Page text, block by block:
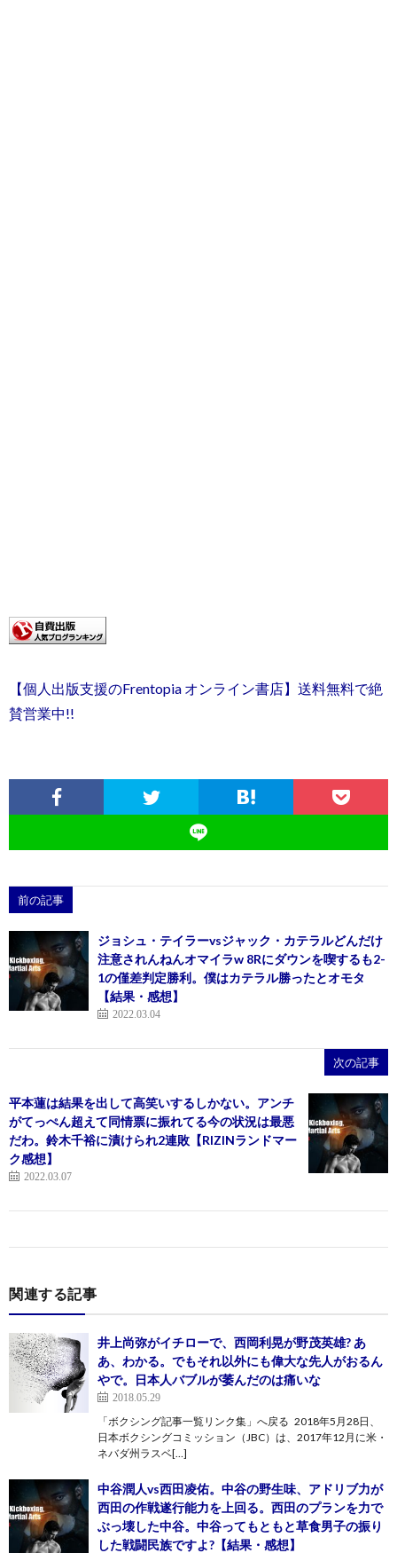
【個人出版支援のFrentopia オンライン書店】送料無料で絶
賛営業中!!
前の記事
ジョシュ・テイラーvsジャック・カテラルどんだけ
注意されんねんオマイラw 8Rにダウンを喫するも2-
1の僅差判定勝利。僕はカテラル勝ったとオモタ
【結果・感想】
2022.03.04
次の記事
平本蓮は結果を出して高笑いするしかない。アンチ
がてっぺん超えて同情票に振れてる今の状況は最悪
だわ。鈴木千裕に漬けられ2連敗【RIZINランドマー
ク感想】
2022.03.07
関連する記事
井上尚弥がイチローで、西岡利晃が野茂英雄? あ
あ、わかる。でもそれ以外にも偉大な先人がおるん
やで。日本人バブルが萎んだのは痛いな
2018.05.29
「ボクシング記事一覧リンク集」へ戻る 2018年5月28日、
日本ボクシングコミッション（JBC）は、2017年12月に米・
ネバダ州ラスベ[…]
中谷潤人vs西田凌佑。中谷の野生味、アドリブ力が
西田の作戦遂行能力を上回る。西田のプランを力で
ぶっ壊した中谷。中谷ってもともと草食男子の振り
した戦闘民族ですよ?【結果・感想】